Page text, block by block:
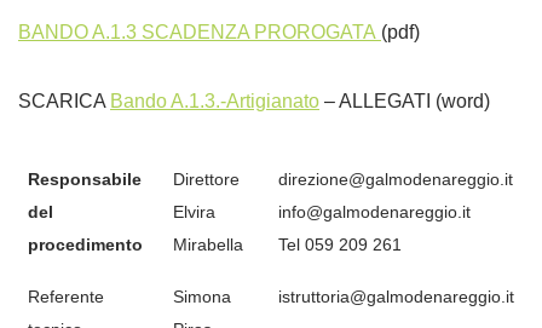
BANDO A.1.3 SCADENZA PROROGATA (pdf)
SCARICA Bando A.1.3.-Artigianato – ALLEGATI (word)
Responsabile
del
procedimento
Direttore
Elvira
Mirabella
direzione@galmodenareggio.it
info@galmodenareggio.it
Tel 059 209 261
Referente
Simona
istruttoria@galmodenareggio.it